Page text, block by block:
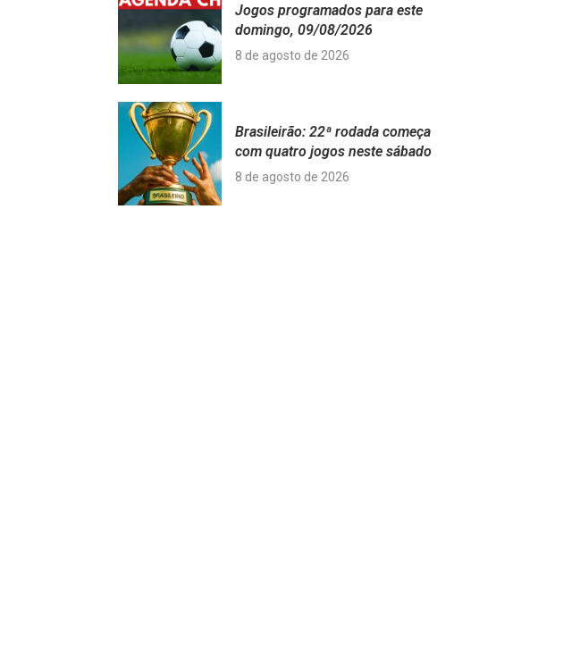
Jogos programados para este
domingo, 09/08/2026
8 de agosto de 2026
Brasileirão: 22ª rodada começa
com quatro jogos neste sábado
8 de agosto de 2026